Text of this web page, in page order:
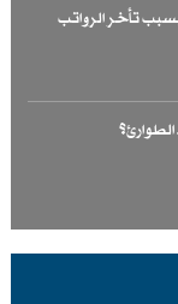
تأخر الرواتب